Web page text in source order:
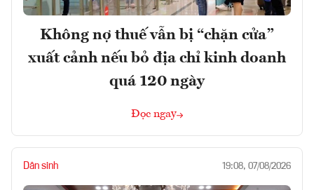
Không nợ thuế vẫn bị “chặn cửa”
xuất cảnh nếu bỏ địa chỉ kinh doanh
quá 120 ngày
Đọc ngay
Dân sinh 19:08, 07/08/2026